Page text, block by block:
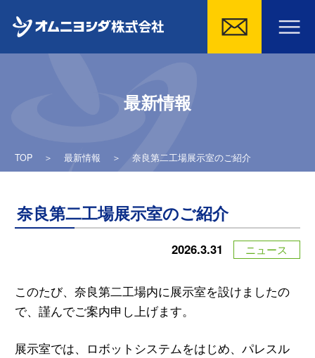
最新情報
TOP＞ 最新情報 ＞ 奈良第二工場展示室のご紹介
奈良第二工場展示室のご紹介
2026.3.31 ニュース
このたび、奈良第二工場内に展示室を設けましたの
で、謹んでご案内申し上げます。
展示室では、ロボットシステムをはじめ、パレスル